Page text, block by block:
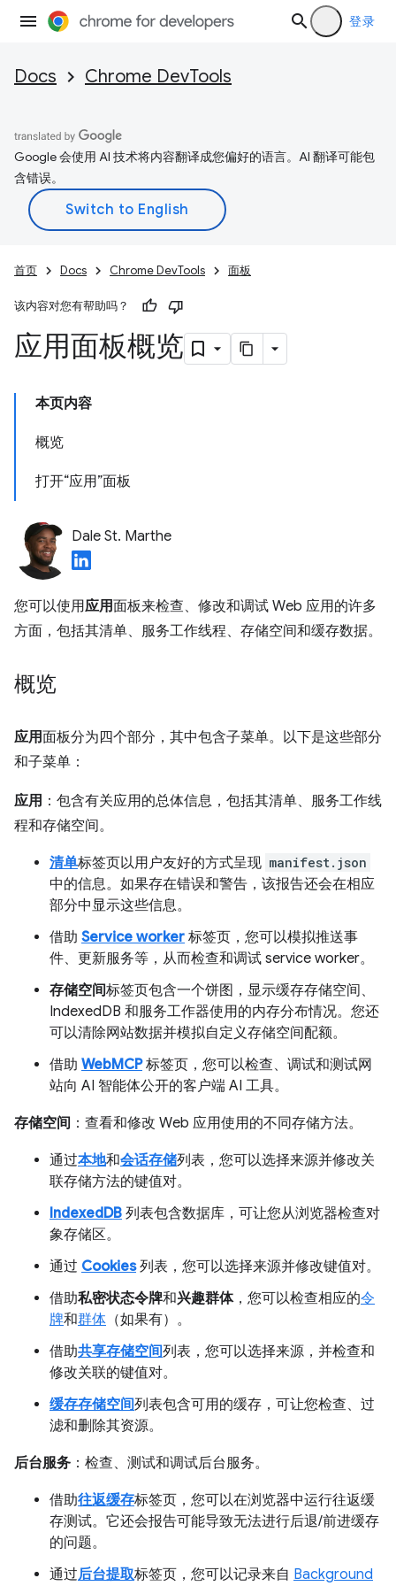
登录
Docs Chrome DevTools
Google 会使用 AI 技术将内容翻译成您偏好的语言。AI 翻译可能包
含错误。
首页 Docs Chrome DevTools 面板
该内容对您有帮助吗？
应用面板概览
本页内容
概览
打开“应用”面板
Dale St. Marthe
您可以使用应用面板来检查、修改和调试 Web 应用的许多
方面，包括其清单、服务工作线程、存储空间和缓存数据。
概览
应用面板分为四个部分，其中包含子菜单。以下是这些部分
和子菜单：
应用 ：包含有关应用的总体信息，包括其清单、服务工作线
程和存储空间。
清单标签页以用户友好的方式呈现 manifest.json
中的信息。如果存在错误和警告，该报告还会在相应
部分中显示这些信息。
借助 Service worker 标签页，您可以模拟推送事
件、更新服务等，从而检查和调试 service worker。
存储空间标签页包含一个饼图，显示缓存存储空间、
IndexedDB 和服务工作器使用的内存分布情况。您还
可以清除网站数据并模拟自定义存储空间配额。
借助 WebMCP标签页，您可以检查、调试和测试网
站向 AI 智能体公开的客户端 AI 工具。
存储空间 ：查看和修改 Web 应用使用的不同存储方法。
通过本地和会话存储列表，您可以选择来源并修改关
联存储方法的键值对。
IndexedDB 列表包含数据库，可让您从浏览器检查对
象存储区。
通过 Cookies列表，您可以选择来源并修改键值对。
借助私密状态令牌和兴趣群体，您可以检查相应的令
牌和群体 （如果有）。
借助共享存储空间列表，您可以选择来源，并检查和
修改关联的键值对。
缓存存储空间列表包含可用的缓存，可让您检查、过
滤和删除其资源。
后台服务 ：检查、测试和调试后台服务。
借助往返缓存标签页，您可以在浏览器中运行往返缓
存测试。它还会报告可能导致无法进行后退/前进缓存
的问题。
通过后台提取标签页，您可以记录来自 Background